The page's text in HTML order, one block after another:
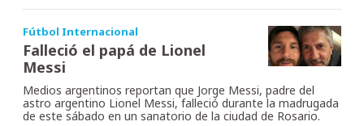
Fútbol Internacional
Falleció el papá de Lionel
Messi
Medios argentinos reportan que Jorge Messi, padre del
astro argentino Lionel Messi, falleció durante la madrugada
de este sábado en un sanatorio de la ciudad de Rosario.